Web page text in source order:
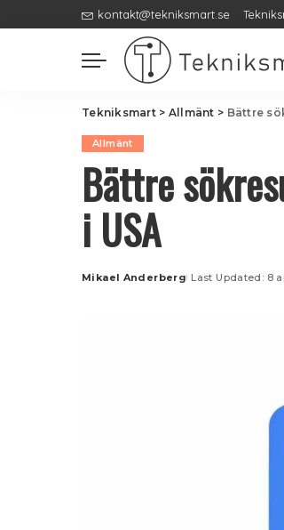
kontakt@tekniksmart.se
Tekniksmart> Allmänt > Bättre
Allmänt
Bättre
i USA
Posted
Mikael Anderberg Last Updated: 8